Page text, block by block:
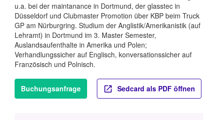
u.a. bei der maintanance in Dortmund, der glasstec in
Düsseldorf und Clubmaster Promotion über KBP beim Truck
GP am Nürburgring. Studium der Anglistik/Amerikanistik (auf
Lehramt) in Dortmund im 3. Master Semester,
Auslandsaufenthalte in Amerika und Polen;
Verhandlungssicher auf Englisch, konversationssicher auf
Französisch und Polnisch.
Buchungsanfrage Sedcard als PDF öffnen